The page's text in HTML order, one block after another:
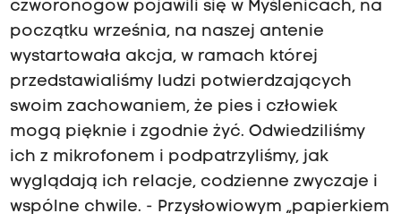
czworonogów pojawili się w Myślenicach, na
początku września, na naszej antenie
wystartowała akcja, w ramach której
przedstawialiśmy ludzi potwierdzających
swoim zachowaniem, że pies i człowiek
mogą pięknie i zgodnie żyć. Odwiedziliśmy
ich z mikrofonem i podpatrzyliśmy, jak
wyglądają ich relacje, codzienne zwyczaje i
wspólne chwile. - Przysłowiowym „papierkiem